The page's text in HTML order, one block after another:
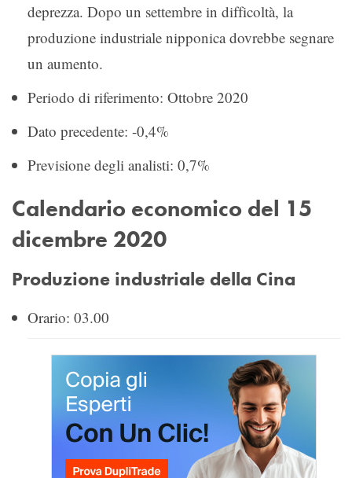
deprezza. Dopo un settembre in difficoltà, la
produzione industriale nipponica dovrebbe segnare
un aumento.
Periodo di riferimento: Ottobre 2020
Dato precedente: -0,4%
Previsione degli analisti: 0,7%
Calendario economico del 15
dicembre 2020
Produzione industriale della Cina
Orario: 03.00